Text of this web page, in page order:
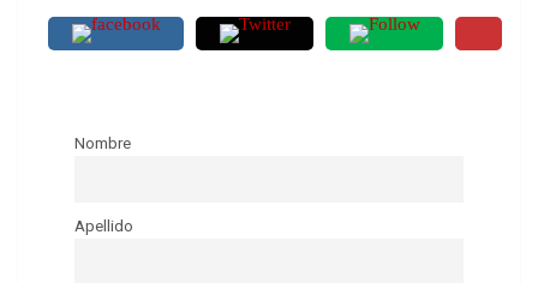
Nombre
Apellido